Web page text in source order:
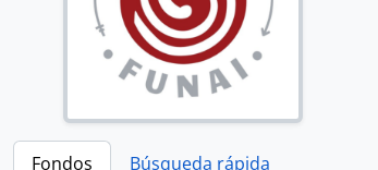
Fondos
Búsqueda rápida